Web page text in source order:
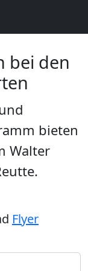
bei den
bieten
Walter
Flyer